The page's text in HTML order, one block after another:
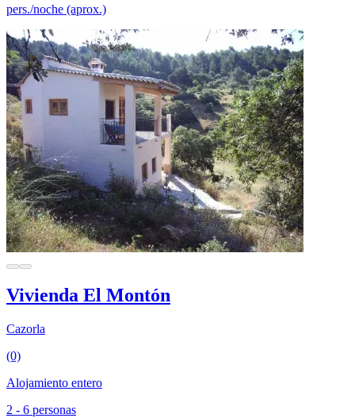
pers./noche (aprox.)
Vivienda El Montón
Cazorla
(0)
Alojamiento entero
2 - 6 personas